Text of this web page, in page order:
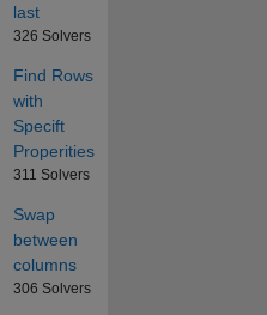
last
326 Solvers
Find Rows
with
Specift
Properities
311 Solvers
Swap
between
columns
306 Solvers